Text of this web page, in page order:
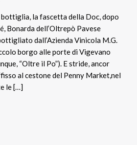
la fascetta della Doc, dopo
Bonarda dell’Oltrepò Pavese
dall’Azienda Vinicola M.G.
borgo alle porte di Vigevano
“Oltre il Po”). E stride, ancor
al cestone del Penny Market,nel
le […]